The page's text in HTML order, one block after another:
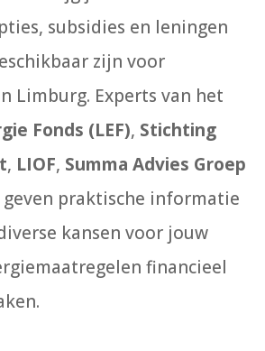
subsidies en leningen
zijn voor
Limburg. Experts van het
Fonds (LEF), Stichting
, LIOF, Summa Advies Groep
geven praktische informatie
kansen voor jouw
financieel